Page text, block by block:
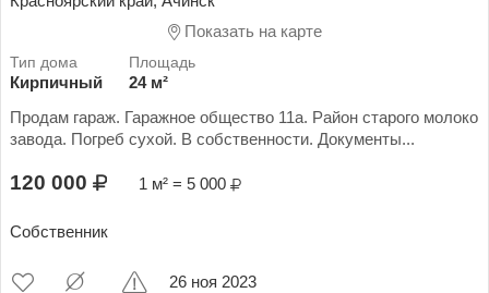
Показать на карте
Кирпичный
24 м²
Продам гараж. Гаражное общество 11а. Район старого молоко
завода. Погреб сухой. В собственности. Документы...
120 000 1 м² = 5 000
Собственник
26 ноя 2023